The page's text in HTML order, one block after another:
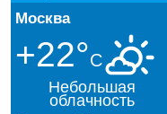
Москва
+22°C
Небольшая
облачность